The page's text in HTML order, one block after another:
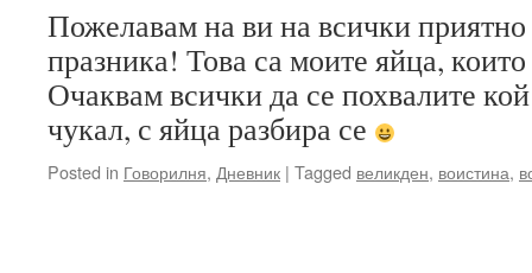
Пожелавам на ви на всички приятно
празника! Това са моите яйца,
Очаквам всички да се похвалите
чукал, с яйца разбира се
Posted in Говорилня, Дневник | Tagged великден, воистина,